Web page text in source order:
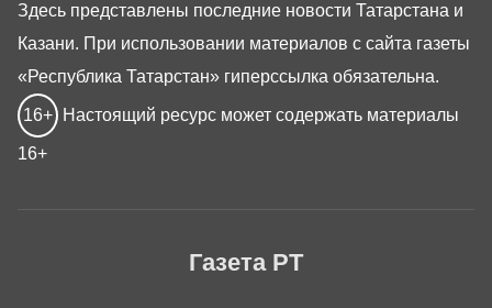
Газета РТ
Здесь представлены последние новости Татарстана и
Казани. При использовании материалов с сайта газеты
«Республика Татарстан» гиперссылка обязательна.
16+ Настоящий ресурс может содержать материалы
16+